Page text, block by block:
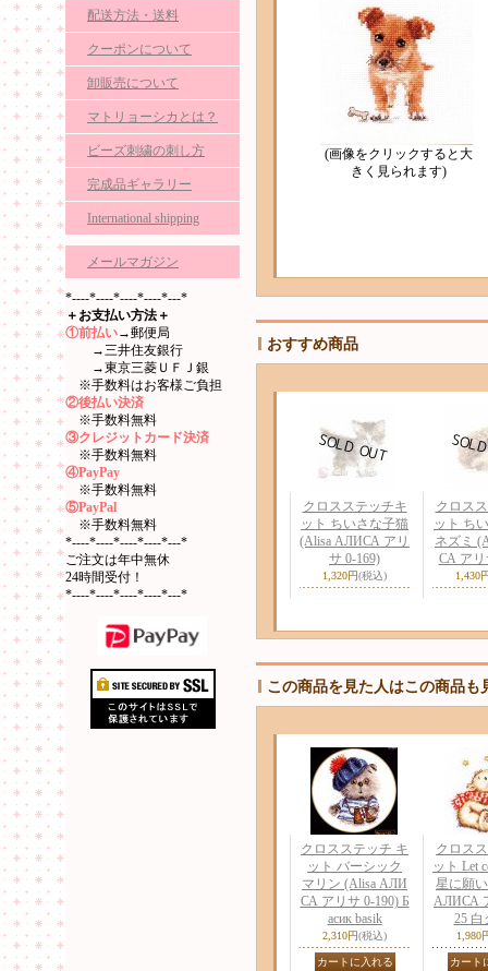
配送方法・送料
クーポンについて
卸販売について
マトリョーシカとは？
ビーズ刺繍の刺し方
完成品ギャラリー
International shipping
メールマガジン
*----*----*----*----*---*
＋お支払い方法＋
①前払い→郵便局
→三井住友銀行
→東京三菱ＵＦＪ銀
※手数料はお客様ご負担
②後払い決済
※手数料無料
③クレジットカード決済
※手数料無料
④PayPay
※手数料無料
⑤PayPal
※手数料無料
*----*----*----*----*---*
ご注文は年中無休
24時間受付！
*----*----*----*----*---*
(画像をクリックすると大
きく見られます)
おすすめ商品
クロスステッチキ
ット ちいさな子猫
(Alisa АЛИСА アリ
サ 0-169)
1,320円(税込)
クロス
ット ち
ネズミ
СА アリ
1,430
この商品を見た人はこの商品も
クロスステッチ キ
ット バーシック
マリン (Alisa АЛИ
СА アリサ 0-190) Б
асик basik
2,310円(税込)
クロス
ット Let
星に願
АЛИСА
25 白
1,980